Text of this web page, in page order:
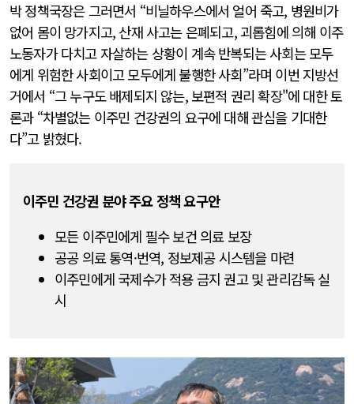
박 정책국장은 그러면서 “비닐하우스에서 얼어 죽고, 병원비가
없어 몸이 망가지고, 산재 사고는 은폐되고, 괴롭힘에 의해 이주
노동자가 다치고 자살하는 상황이 계속 반복되는 사회는 모두
에게 위험한 사회이고 모두에게 불행한 사회”라며 이번 지방선
거에서 “그 누구도 배제되지 않는, 보편적 권리 확장"에 대한 토
론과 “차별없는 이주민 건강권의 요구에 대해 관심을 기대한
다”고 밝혔다.
이주민 건강권 분야 주요 정책 요구안
모든 이주민에게 필수 보건 의료 보장
공공 의료 통역·번역, 정보제공 시스템을 마련
이주민에게 국제수가 적용 금지 권고 및 관리감독 실
시